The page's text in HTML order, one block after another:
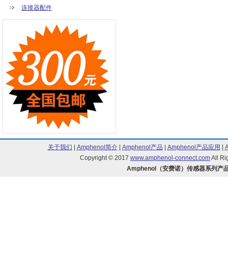
连接器配件
关于我们 Amphenol简介| Amphenol产品 Amphenol产品应用
Copyright © 2017 www.amphenol-connect.comAll
Amphenol（安费诺）传感器系列产